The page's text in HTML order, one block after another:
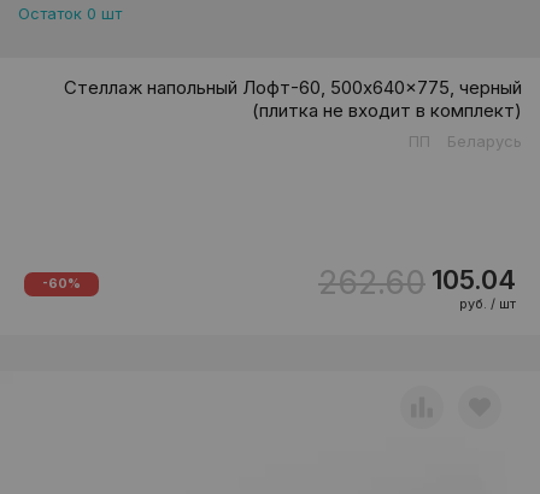
Остаток 0 шт
Стеллаж напольный Лофт-60, 500x640x775, черный
(плитка не входит в комплект)
ПП Беларусь
-60% 262.60 105.04
руб. / шт